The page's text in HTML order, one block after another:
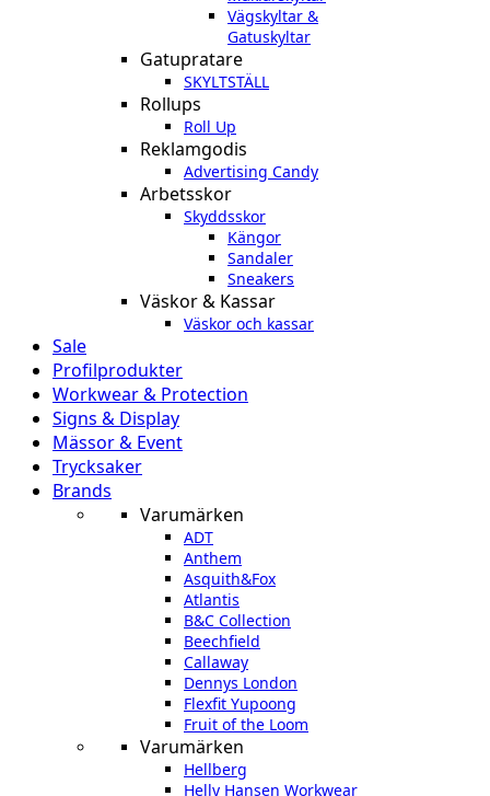
Vägskyltar &
Gatuskyltar
Gatupratare
SKYLTSTÄLL
Rollups
Roll Up
Reklamgodis
Advertising Candy
Arbetsskor
Skyddsskor
Kängor
Sandaler
Sneakers
Väskor & Kassar
Väskor och kassar
Sale
Profilprodukter
Workwear & Protection
Signs & Display
Mässor & Event
Trycksaker
Brands
Varumärken
ADT
Anthem
Asquith&Fox
Atlantis
B&C Collection
Beechfield
Callaway
Dennys London
Flexfit Yupoong
Fruit of the Loom
Varumärken
Hellberg
Helly Hansen Workwear